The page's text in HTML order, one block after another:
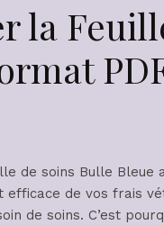
la
de soins Bulle
de vos frais
de soins. C’est